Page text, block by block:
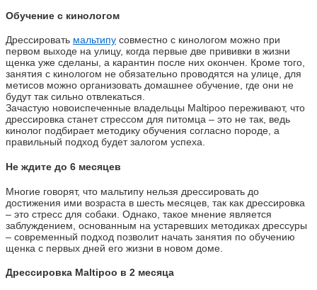
Обучение с кинологом
Дрессировать мальтипу совместно с кинологом можно при
первом выходе на улицу, когда первые две прививки в жизни
щенка уже сделаны, а карантин после них окончен. Кроме того,
занятия с кинологом не обязательно проводятся на улице, для
метисов можно организовать домашнее обучение, где они не
будут так сильно отвлекаться.
Зачастую новоиспеченные владельцы Maltipoo переживают, что
дрессировка станет стрессом для питомца – это не так, ведь
кинолог подбирает методику обучения согласно породе, а
правильный подход будет залогом успеха.
Не ждите до 6 месяцев
Многие говорят, что мальтипу нельзя дрессировать до
достижения ими возраста в шесть месяцев, так как дрессировка
– это стресс для собаки. Однако, такое мнение является
заблуждением, основанным на устаревших методиках дрессуры
– современный подход позволит начать занятия по обучению
щенка с первых дней его жизни в новом доме.
Дрессировка Maltipoo в 2 месяца